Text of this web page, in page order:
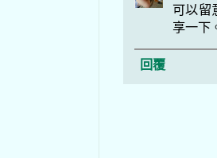
可以留
享一下
回覆